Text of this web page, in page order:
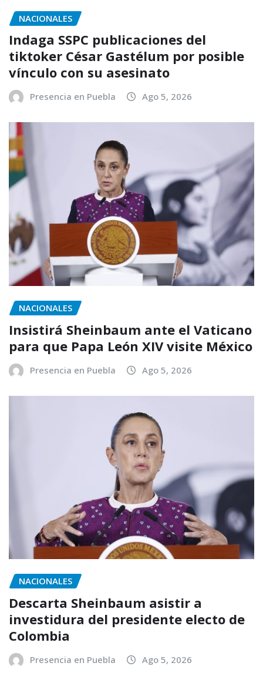
NACIONALES
Indaga SSPC publicaciones del
tiktoker César Gastélum por posible
vínculo con su asesinato
Presencia en Puebla Ago 5, 2026
NACIONALES
Insistirá Sheinbaum ante el Vaticano
para que Papa León XIV visite México
Presencia en Puebla Ago 5, 2026
NACIONALES
Descarta Sheinbaum asistir a
investidura del presidente electo de
Colombia
Presencia en Puebla Ago 5, 2026